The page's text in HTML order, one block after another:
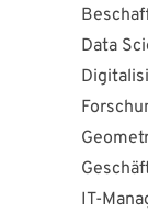
Data
IT-